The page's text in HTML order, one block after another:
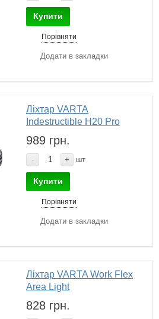
Купити
Порівняти
Додати в закладки
Ліхтар VARTA
Indestructible H20 Pro
989 грн.
- + шт
Купити
Порівняти
Додати в закладки
Ліхтар VARTA Work Flex
Area Light
828 грн.